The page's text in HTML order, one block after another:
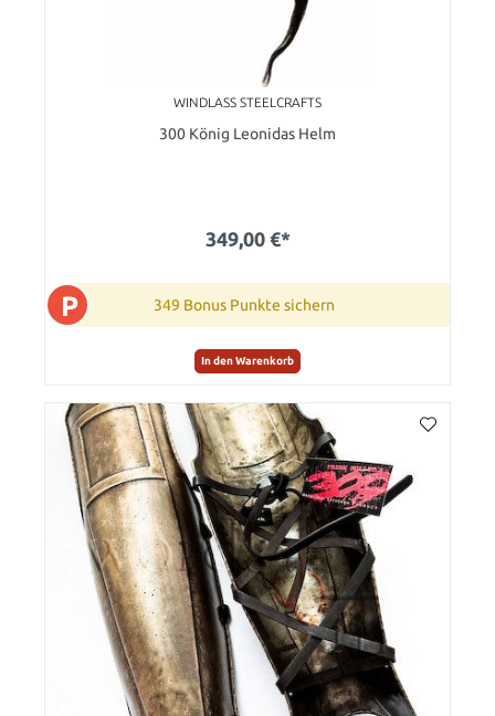
WINDLASS STEELCRAFTS
300 König Leonidas Helm
349,00 €*
P 349 Bonus Punkte sichern
In den Warenkorb